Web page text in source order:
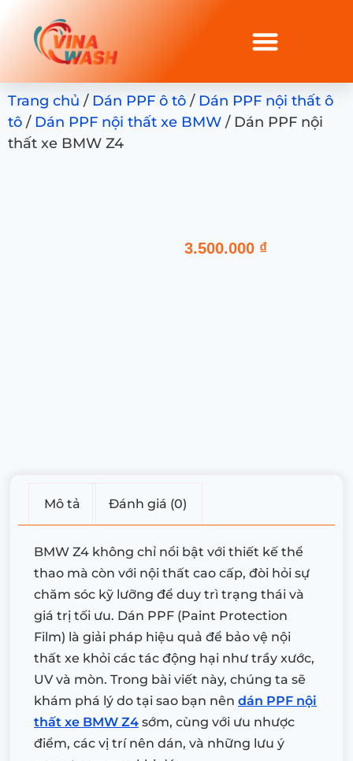
Trang chủ / Dán PPF ô tô / Dán PPF nội thất ô
tô / Dán PPF nội thất xe BMW / Dán PPF nội
thất xe BMW Z4
3.500.000 ₫
Mô tả Đánh giá (0)
BMW Z4 không chỉ nổi bật với thiết kế thể
thao mà còn với nội thất cao cấp, đòi hỏi sự
chăm sóc kỹ lưỡng để duy trì trạng thái và
giá trị tối ưu. Dán PPF (Paint Protection
Film) là giải pháp hiệu quả để bảo vệ nội
thất xe khỏi các tác động hại như trầy xước,
UV và mòn. Trong bài viết này, chúng ta sẽ
khám phá lý do tại sao bạn nên dán PPF nội
thất xe BMW Z4 sớm, cùng với ưu nhược
điểm, các vị trí nên dán, và những lưu ý